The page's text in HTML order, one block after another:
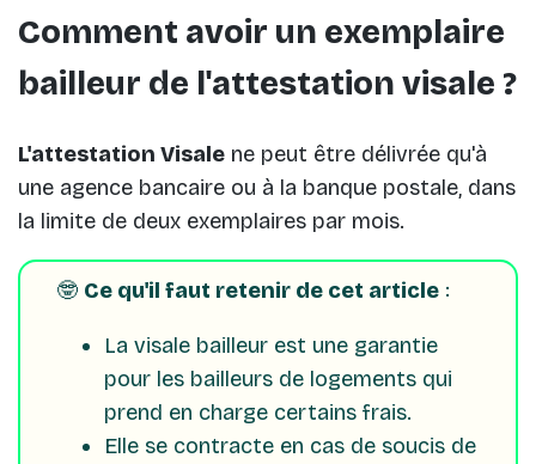
Comment avoir un exemplaire
bailleur de l'attestation visale ?
L'attestation Visale ne peut être délivrée qu'à
une agence bancaire ou à la banque postale, dans
la limite de deux exemplaires par mois.
🤓 Ce qu'il faut retenir de cet article :
La visale bailleur est une garantie
pour les bailleurs de logements qui
prend en charge certains frais.
Elle se contracte en cas de soucis de